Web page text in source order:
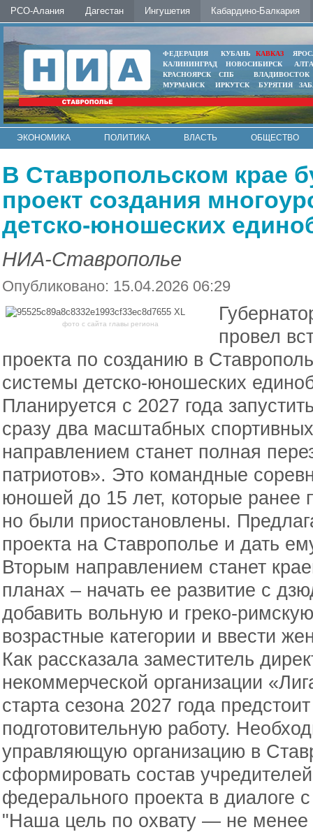
РСО-Алания Дагестан Ингушетия Кабардино-Балкария
ФЕДЕРАЦИЯ КУБАНЬ КАВКАЗ
КАЛИНИНГРАД
НОВОСИБИРСК
КРАСНОЯРСК
СПБ
ВЛАДИВОСТОК
МУРМАНСК
ИРКУТСК БУРЯТИЯ
ЭКОНОМИКА ПОЛИТИКА ВЛАСТЬ
ОБЩЕСТВО
В Ставропольском крае
проект создания
детско-юношеских
НИА-Ставрополье
Опубликовано: 15.04.2026 06:29
фото с сайта главы региона
провел
проекта по созданию в
системы детско-юношеских
Планируется с 2027 года
сразу два масштабных
направлением станет полная
патриотов». Это командные
юношей до 15 лет, которые ранее
но были приостановлены.
проекта на Ставрополье и дать
Вторым направлением станет
планах – начать ее развитие с
добавить вольную и греко-
возрастные категории и ввести
Как рассказала заместитель
некоммерческой организации
старта сезона 2027 года
подготовительную работу.
управляющую организацию в
сформировать состав
федерального проекта в диалоге
"Наша цель по охвату — не